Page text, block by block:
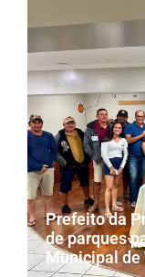
Prefeito da
de parques
Municipal de